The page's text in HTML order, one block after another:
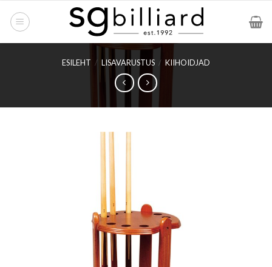
ESILEHT / LISAVARUSTUS / KIIHOIDJAD